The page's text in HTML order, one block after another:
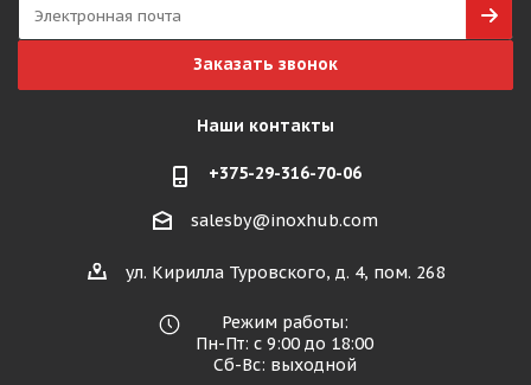
Заказать звонок
Наши контакты
+375-29-316-70-06
salesby@inoxhub.com
ул. Кирилла Туровского, д. 4, пом. 268
Режим работы:
Пн-Пт: с 9:00 до 18:00
Сб-Вс: выходной